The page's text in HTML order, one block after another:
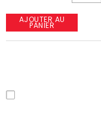
AJOUTER AU
PANIER